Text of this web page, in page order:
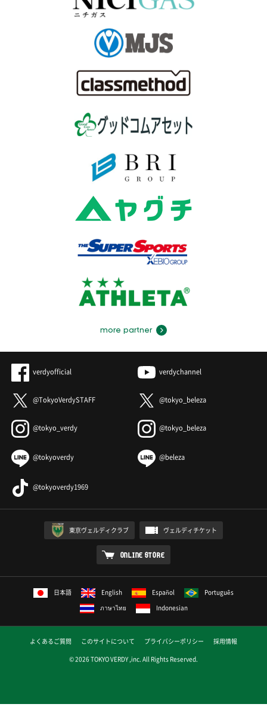
more partner
verdyofficial verdychannel
@TokyoVerdySTAFF @tokyo_beleza
@tokyo_verdy @tokyo_beleza
@tokyoverdy @beleza
@tokyoverdy1969
東京ヴェルディクラブ ヴェルディチケット
ONLINE STORE
日本語 English Español
Português
ภาษาไทย
Indonesian
よくあるご質問 このサイトについて プライバシーポリシー
採用情報
© 2026 TOKYO VERDY ,inc. All Rights Reserved.